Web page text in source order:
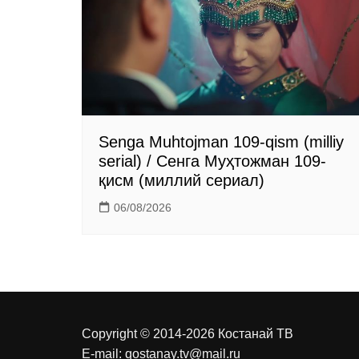
i
i
Senga Muhtojman 109-qism (milliy
serial) / Сенга Муҳтожман 109-
қисм (миллий сериал)
06/08/2026
Copyright © 2014-2026 Костанай ТВ
E-mail: qostanay.tv@mail.ru